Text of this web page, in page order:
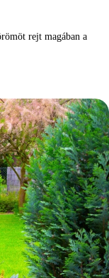
rejt magában a